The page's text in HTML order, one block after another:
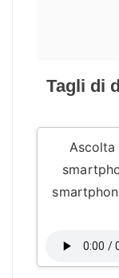
Tagli di
Ascolta